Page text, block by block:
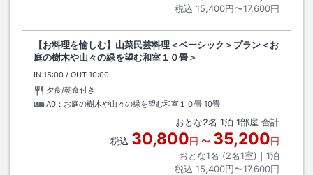
税込 15,400円〜17,600円
【お料理を愉しむ】山菜民芸料理＜ベーシック＞プラン＜お
庭の樹木や山々の緑を望む和室１０畳＞
IN チェックイン
15:00 / OUT チェックアウト
10:00
夕食/朝食付き
A0：お庭の樹木や山々の緑を望む和室１０畳 10畳
おとな2名 1泊 1部屋 合計
税込 30,800円 〜 35,200円
おとな1名 (2名1室)｜ 1泊
税込 15,400円〜17,600円